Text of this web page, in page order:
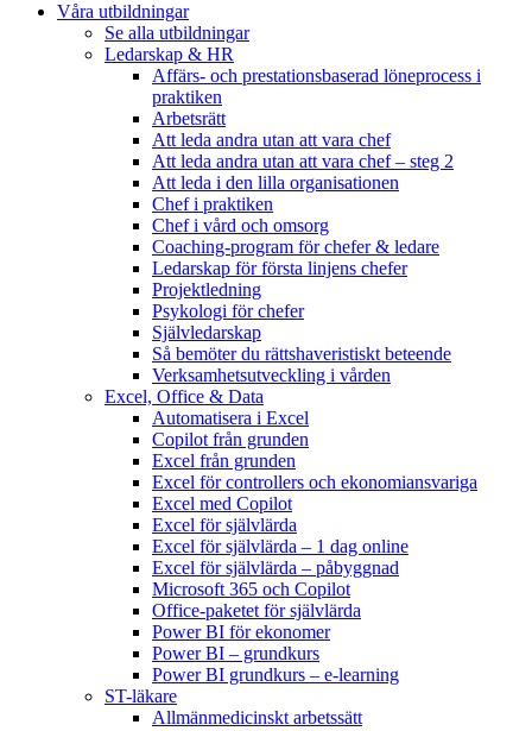
Våra utbildningar
Se alla utbildningar
Ledarskap & HR
Affärs- och prestationsbaserad löneprocess i
praktiken
Arbetsrätt
Att leda andra utan att vara chef
Att leda andra utan att vara chef – steg 2
Att leda i den lilla organisationen
Chef i praktiken
Chef i vård och omsorg
Coaching-program för chefer & ledare
Ledarskap för första linjens chefer
Projektledning
Psykologi för chefer
Självledarskap
Så bemöter du rättshaveristiskt beteende
Verksamhetsutveckling i vården
Excel, Office & Data
Automatisera i Excel
Copilot från grunden
Excel från grunden
Excel för controllers och ekonomiansvariga
Excel med Copilot
Excel för självlärda
Excel för självlärda – 1 dag online
Excel för självlärda – påbyggnad
Microsoft 365 och Copilot
Office-paketet för självlärda
Power BI för ekonomer
Power BI – grundkurs
Power BI grundkurs – e-learning
ST-läkare
Allmänmedicinskt arbetssätt